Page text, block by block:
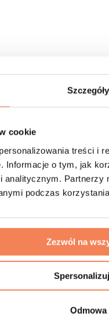
Szczegóły
cookie
treści i
Informacje o tym, jak
analitycznym. Partnerzy
podczas
Zezwól na
Spersonalizuj
Odmowa